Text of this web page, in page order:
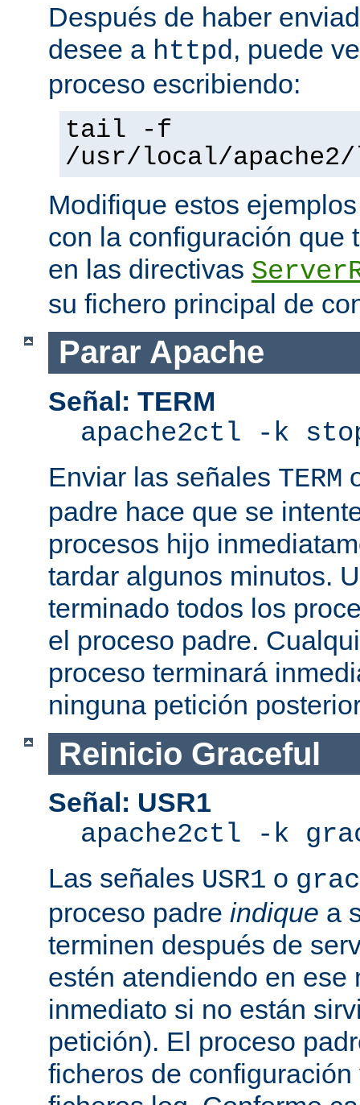
Después de haber
desee a httpd, puede
proceso escribiendo:
tail -f
/usr/local/
Modifique estos
con la configuración que
en las directivas
su fichero principal de
Parar Apache
Señal: TERM
apache2ctl -k
Enviar las señales TERM
padre hace que se
procesos hijo
tardar algunos minutos.
terminado todos los
el proceso padre.
proceso terminará
ninguna petición
Reinicio Graceful
Señal: USR1
apache2ctl -k
Las señales USR1 o
proceso padre indique a
terminen después de
estén atendiendo en ese
inmediato si no están
petición). El proceso
ficheros de